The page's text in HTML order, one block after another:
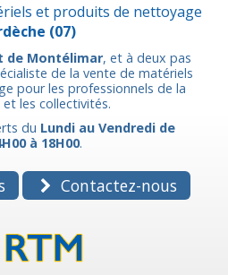
et produits de nettoyage
(07)
de Montélimar, et à deux pas
de la vente de matériels
pour les professionnels de la
les collectivités.
du Lundi au Vendredi de
à 18H00.
Contactez-nous